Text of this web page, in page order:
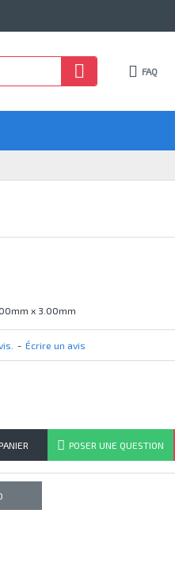
FAQ
x 3.00mm
- Écrire un avis
POSER UNE QUESTION